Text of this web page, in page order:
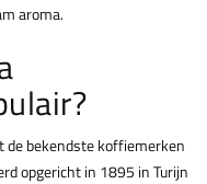
aroma.
de bekendste koffiemerken
opgericht in 1895 in Turijn